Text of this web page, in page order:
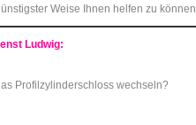
Weise Ihnen helfen zu können
Ludwig:
Profilzylinderschloss wechseln?